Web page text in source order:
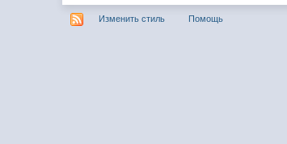
Изменить стиль Помощь